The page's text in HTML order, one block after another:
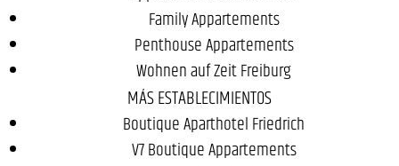
Family Appartements
Penthouse Appartements
Wohnen auf Zeit Freiburg
MÁS ESTABLECIMIENTOS
Boutique Aparthotel Friedrich
V7 Boutique Appartements